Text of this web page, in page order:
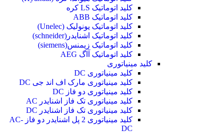
کلید اتوماتیک LS کره
کلید اتوماتیک ABB
کلید اتوماتیک یونولیک (Unelec)
کلید اتوماتیک اشنایدر(schneider)
کلید اتوماتیک زیمنس(siemens)
کلید اتوماتیک آاگ AEG
کلید مینیاتوری
کلید مینیاتوری DC
کلید مینیاتوری مارک اف اند جی DC
کلید مینیاتوری دو فاز DC
کلید مینیاتوری تک فاز اشنایدر AC
کلید مینیاتوری تک فاز اشنایدر DC
کلید مینیاتوری 2 پل اشنایدر دو فاز AC-
DC